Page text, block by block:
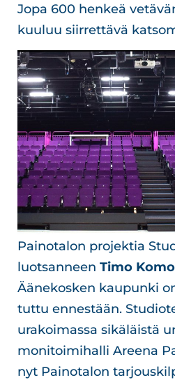
Jopa 600 henkeä
kuuluu siirrettävä
Painotalon projektia
luotsanneen Timo
Äänekosken kaupunki
tuttu ennestään.
urakoimassa sikäläistä
monitoimihalli Areena
nyt Painotalon